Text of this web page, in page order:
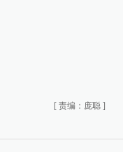
[ 责编：庞聪 ]